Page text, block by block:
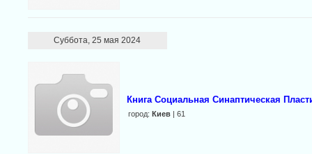
Суббота, 25 мая 2024
Книга Социальная Синаптическая
город: Киев | 61